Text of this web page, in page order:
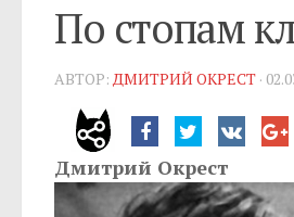
По стопам
АВТОР: ДМИТРИЙ ОКРЕСТ ·
Дмитрий Окрест